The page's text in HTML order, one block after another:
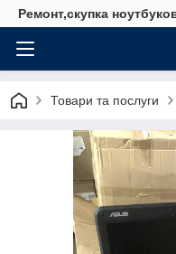
Ремонт,скупка
Товари та послуги